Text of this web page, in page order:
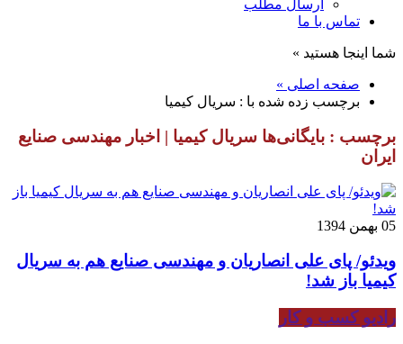
ارسال مطلب
تماس با ما
شما اینجا هستید »
صفحه اصلی »
برچسب زده شده با : سریال کیمیا
برچسب : بایگانی‌ها سریال کیمیا | اخبار مهندسی صنایع
ایران
05 بهمن 1394
ویدئو/ پای علی انصاریان و مهندسی صنایع هم به سریال
کیمیا باز شد!
رادیو کسب و کار